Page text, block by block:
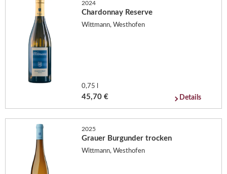
2024
Chardonnay Reserve
Wittmann, Westhofen
0,75 l
45,70 € Details
2025
Grauer Burgunder trocken
Wittmann, Westhofen